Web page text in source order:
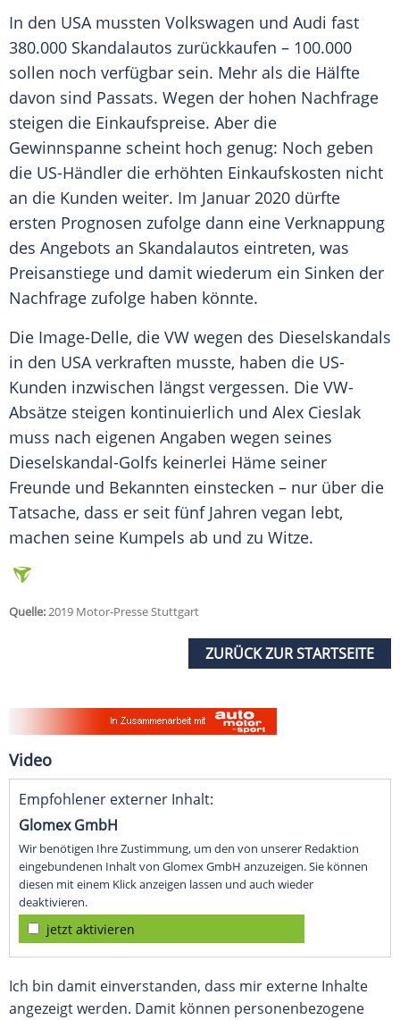
In den USAmussten Volkswagen und Audi fast
380.000 Skandalautos zurückkaufen – 100.000
sollen noch verfügbar sein. Mehr als die Hälfte
davon sind Passats. Wegen der hohen Nachfrage
steigen die Einkaufspreise. Aber die
Gewinnspanne scheint hoch genug: Noch geben
die US-Händler die erhöhten Einkaufskosten nicht
an die Kunden weiter. Im Januar 2020 dürfte
ersten Prognosen zufolge dann eine Verknappung
des Angebots an Skandalautos eintreten, was
Preisanstiege und damit wiederum ein Sinken der
Nachfrage zufolge haben könnte.
Die Image-Delle, die VW wegen des Dieselskandals
in den USAverkraften musste, haben die US-
Kunden inzwischen längst vergessen. Die VW-
Absätze steigen kontinuierlich und Alex Cieslak
muss nach eigenen Angaben wegen seines
Dieselskandal-Golfs keinerlei Häme seiner
Freunde und Bekannten einstecken – nur über die
Tatsache, dass er seit fünf Jahren vegan lebt,
machen seine Kumpels ab und zu Witze.
Quelle:2019 Motor-Presse Stuttgart
ZURÜCK ZUR STARTSEITE
Video
Empfohlener externer Inhalt:
Glomex GmbH
Wir benötigen Ihre Zustimmung, um den von unserer Redaktion
eingebundenen Inhalt von Glomex GmbH anzuzeigen. Sie können
diesen mit einem Klick anzeigen lassen und auch wieder
deaktivieren.
jetzt aktivieren
Ich bin damit einverstanden, dass mir externe Inhalte
angezeigt werden. Damit können personenbezogene